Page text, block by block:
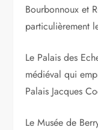
Bourbonnoux et
particulièrement
Le Palais des
médiéval qui
Palais Jacques
Le Musée de